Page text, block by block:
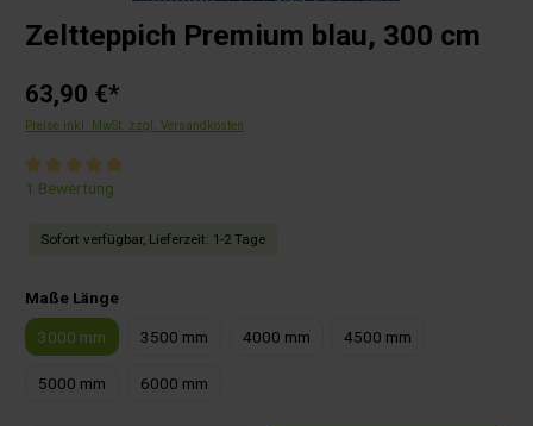
Zeltteppich Premium blau, 300 cm
63,90 €*
Preise inkl. MwSt. zzgl. Versandkosten
Durchschnittliche Bewertung von 5 von 5 Sternen
1 Bewertung
Sofort verfügbar, Lieferzeit: 1-2 Tage
Maße Längeauswählen
3000 mm 3500 mm 4000 mm 4500 mm
5000 mm 6000 mm